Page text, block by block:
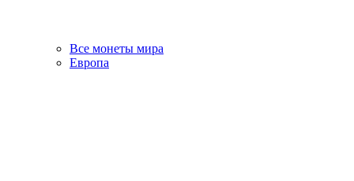
Все монеты мира
Европа